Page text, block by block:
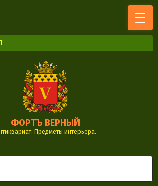
ФОРТЪ ВЕРНЫЙ
Предметы интерьера.